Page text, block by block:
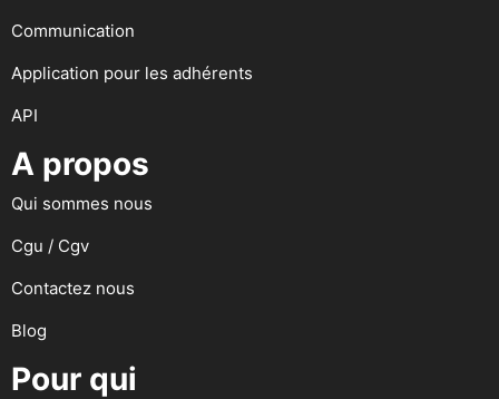
Communication
Application pour les adhérents
API
A propos
Qui sommes nous
Cgu / Cgv
Contactez nous
Blog
Pour qui